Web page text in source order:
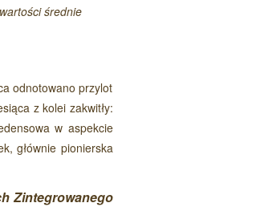
średnie
odnotowano przylot
z kolei zakwitły:
w aspekcie
głównie pionierska
Zintegrowanego